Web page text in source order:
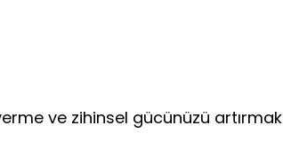
ve zihinsel gücünüzü artırmak